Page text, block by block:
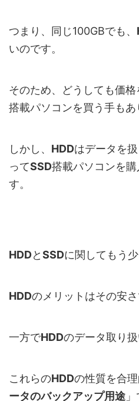
つまり、同じ100GBでも、
いのです。
そのため、どうしても価
搭載パソコンを買う手もあ
しかし、 HDDはデータを
ってSSD搭載パソコンを
す。
HDDとSSDに関してもう
HDDのメリットはその安さ
一方でHDDのデータ取り扱
これらのHDDの性質を合
ータのバックアップ用途